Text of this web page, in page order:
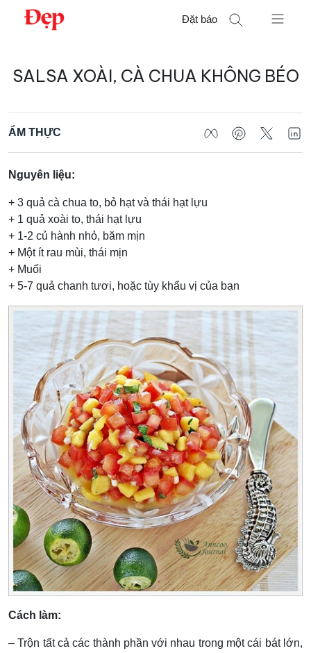
Chuyển
Đặt báo
kiếm
SALSA XOÀI, CÀ CHUA KHÔNG BÉO
ẨM THỰC
Nguyên liệu:
+ 3 quả cà chua to, bỏ hạt và thái hạt lựu
+ 1 quả xoài to, thái hạt lựu
+ 1-2 củ hành nhỏ, băm mịn
+ Một ít rau mùi, thái mịn
+ Muối
+ 5-7 quả chanh tươi, hoặc tùy khẩu vị của bạn
Cách làm:
– Trộn tất cả các thành phần với nhau trong một cái bát lớn,